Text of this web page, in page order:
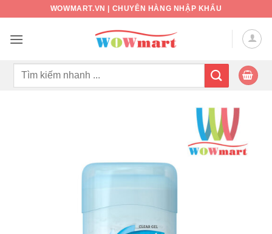
nội
WOWMART.VN | CHUYÊN HÀNG NHẬP KHẨU
Tìm